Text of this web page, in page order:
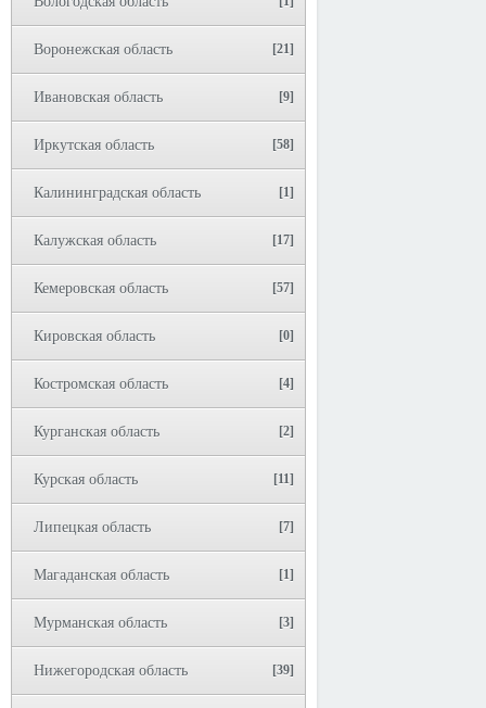
Воронежская область [21]
Ивановская область [9]
Иркутская область [58]
Калининградская область [1]
Калужская область [17]
Кемеровская область [57]
Кировская область [0]
Костромская область [4]
Курганская область [2]
Курская область [11]
Липецкая область [7]
Магаданская область [1]
Мурманская область [3]
Нижегородская область [39]